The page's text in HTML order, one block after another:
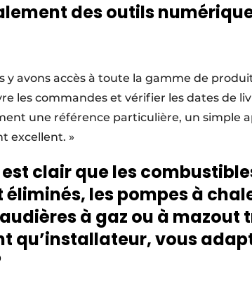
des outils
y avons accès à toute la gamme de
les commandes et vérifier les dates de
une référence particulière, un simple
excellent. »
clair que les
les pompes à
à gaz ou à mazout
qu’installateur, vous